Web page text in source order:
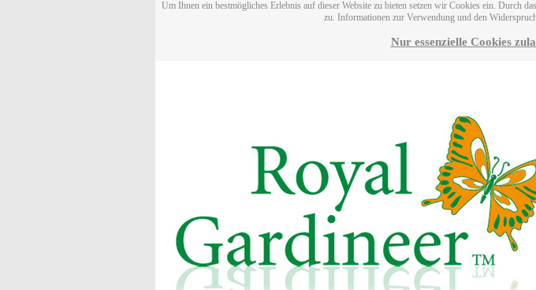
Um Ihnen ein bestmögliches Erlebnis auf dieser Website zu bieten setzen wir Cookies ein. Durch
zu. Informationen zur Verwendung und den
Nur essenzielle Cookies